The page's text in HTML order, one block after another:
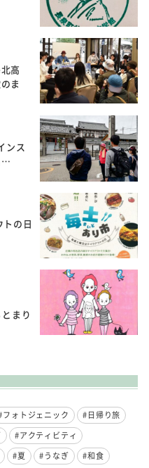
高
ま
ンス
…
の日
まり
フォトジェニック
#日帰り旅
#アクティビティ
#夏 #うなぎ
#和食